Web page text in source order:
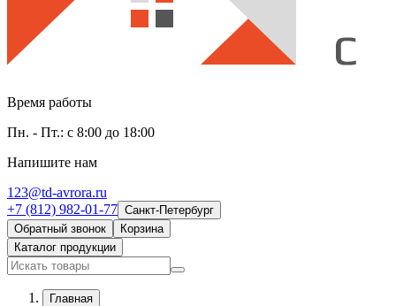
Время работы
Пн. - Пт.: с 8:00 до 18:00
Напишите нам
123@td-avrora.ru
+7 (812) 982-01-77 Санкт-Петербург
Обратный звонок
Корзина
Каталог продукции
Главная